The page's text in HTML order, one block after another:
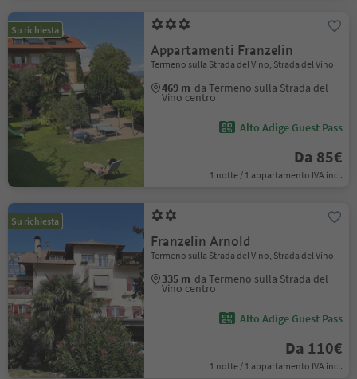
Su richiesta
Appartamenti Franzelin
Termeno sulla Strada del Vino, Strada del Vino
469 m da Termeno sulla Strada del
Vino centro
Alto Adige Guest Pass
Da 85€
1 notte / 1 appartamento IVA incl.
Su richiesta
Franzelin Arnold
Termeno sulla Strada del Vino, Strada del Vino
335 m da Termeno sulla Strada del
Vino centro
Alto Adige Guest Pass
Da 110€
1 notte / 1 appartamento IVA incl.